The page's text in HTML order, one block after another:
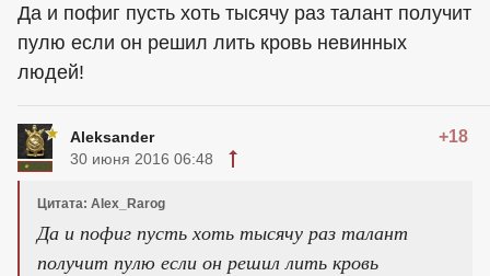
Да и пофиг пусть хоть тысячу раз талант получит
пулю если он решил лить кровь невинных
людей!
Aleksander +18
30 июня 2016 06:48
Цитата: Alex_Rarog
Да и пофиг пусть хоть тысячу раз талант
получит пулю если он решил лить кровь